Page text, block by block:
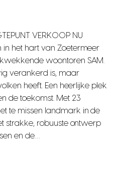
VERKOOP NU
in het hart van Zoetermeer
woontoren SAM.
verankerd is, maar
heeft. Een heerlijke plek
de toekomst. Met 23
te missen landmark in de
strakke, robuuste ontwerp
en de…